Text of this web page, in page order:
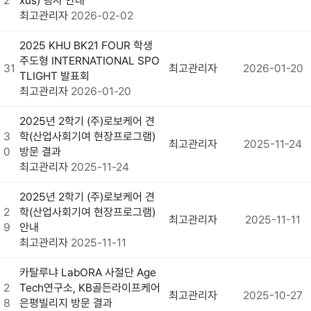
최고관리자 2026-02-02
31
2025 KHU BK21 FOUR 학생
주도형 INTERNATIONAL SPO
TLIGHT 발표회
최고관리자 2026-01-20
최고관리자 2026-01-20
3
0
2025년 2학기 (주)로보케어 견
학(산업사회기여 현장프로그램)
방문 결과
최고관리자 2025-11-24
최고관리자 2025-11-24
2
9
2025년 2학기 (주)로보케어 견
학(산업사회기여 현장프로그램)
안내
최고관리자 2025-11-11
최고관리자 2025-11-11
2
8
카탈루냐 LabORA 사절단 Age
Tech연구소, KB골든라이프케어
은평빌리지 방문 결과
최고관리자 2025-10-27